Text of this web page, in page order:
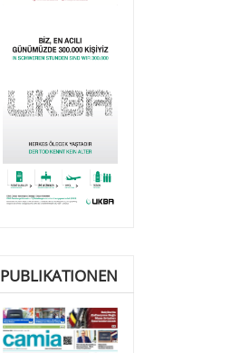
PUBLIKATIONEN